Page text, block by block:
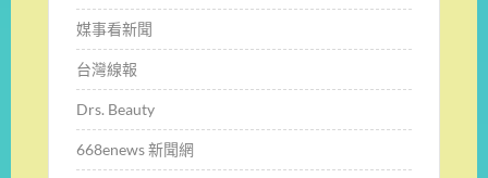
媒事看新聞
台灣線報
Drs. Beauty
668enews 新聞網